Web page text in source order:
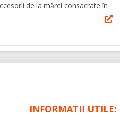
de la mărci consacrate în
INFORMATII UTILE: